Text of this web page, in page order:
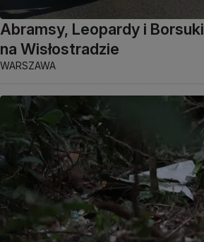
Abramsy, Leopardy i Borsuki
na Wisłostradzie
WARSZAWA